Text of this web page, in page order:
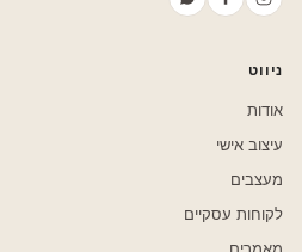
ניווט
אודות
עיצוב אישי
מעצבים
לקוחות עסקיים